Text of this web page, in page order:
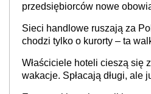
przedsiębiorców nowe
Sieci handlowe ruszają za
chodzi tylko o kurorty – ta
cichu
Właściciele hoteli cieszą się
wakacje. Spłacają długi, ale